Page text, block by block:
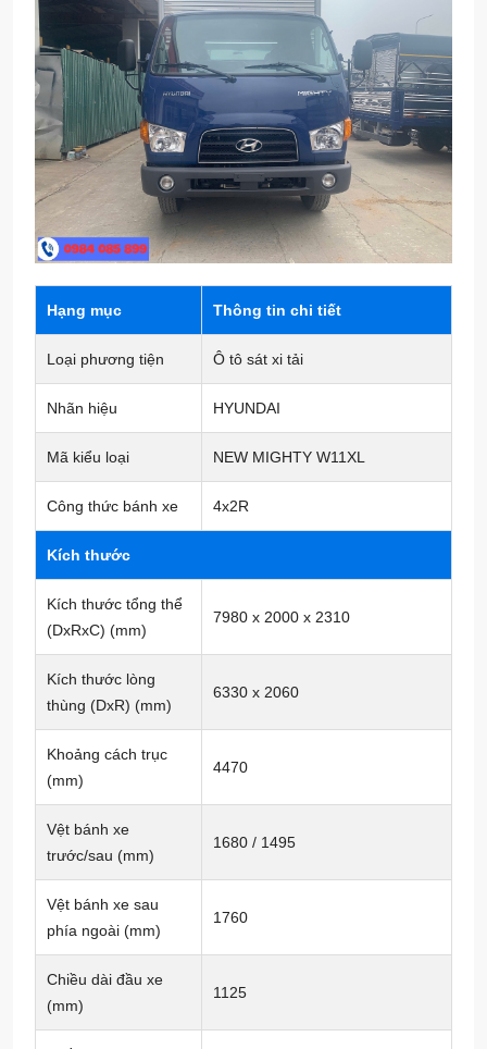
Hạng mục Thông tin chi tiết
Loại phương tiện Ô tô sát xi tải
Nhãn hiệu HYUNDAI
Mã kiểu loại NEW MIGHTY W11XL
Công thức bánh xe 4x2R
Kích thước
Kích thước tổng thể
(DxRxC) (mm)
7980 x 2000 x 2310
Kích thước lòng
thùng (DxR) (mm)
6330 x 2060
Khoảng cách trục
(mm)
4470
Vệt bánh xe
trước/sau (mm)
1680 / 1495
Vệt bánh xe sau
phía ngoài (mm)
1760
Chiều dài đầu xe
(mm)
1125